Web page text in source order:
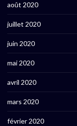
août 2020
juillet 2020
juin 2020
mai 2020
avril 2020
mars 2020
février 2020